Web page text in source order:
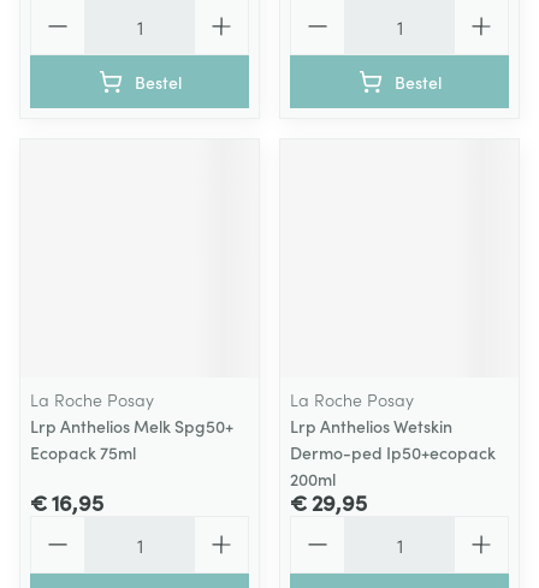
Bestel Bestel
La Roche Posay
Lrp Anthelios Melk Spg50+
Ecopack 75ml
€ 16,95
La Roche Posay
Lrp Anthelios Wetskin
Dermo-ped Ip50+ecopack
200ml
€ 29,95